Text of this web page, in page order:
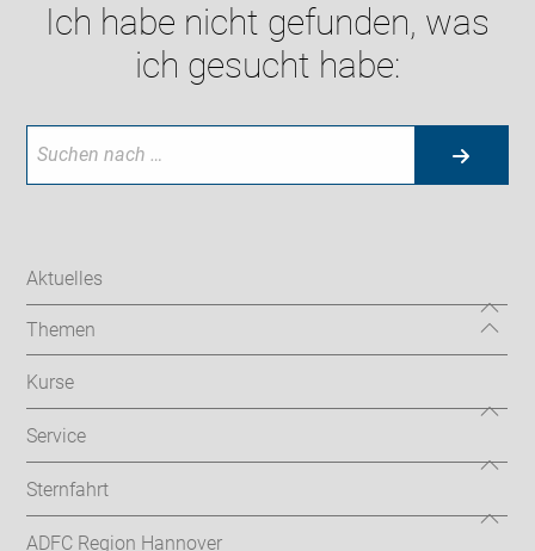
Ich habe nicht gefunden, was
ich gesucht habe:
Aktuelles
Themen
Kurse
Service
Sternfahrt
ADFC Region Hannover